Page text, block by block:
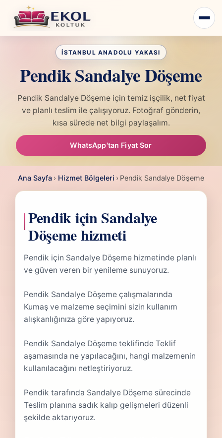
Pendik Sandalye Döşeme
Pendik Sandalye Döşeme için temiz işçilik, net fiyat
ve planlı teslim ile çalışıyoruz. Fotoğraf gönderin,
kısa sürede net bilgi paylaşalım.
WhatsApp'tan Fiyat Sor
Ana Sayfa › Hizmet Bölgeleri › Pendik Sandalye Döşeme
Pendik için Sandalye
Döşeme hizmeti
Pendik için Sandalye Döşeme hizmetinde planlı
ve güven veren bir yenileme sunuyoruz.
Pendik Sandalye Döşeme çalışmalarında
Kumaş ve malzeme seçimini sizin kullanım
alışkanlığınıza göre yapıyoruz.
Pendik Sandalye Döşeme teklifinde Teklif
aşamasında ne yapılacağını, hangi malzemenin
kullanılacağını netleştiriyoruz.
Pendik tarafında Sandalye Döşeme sürecinde
Teslim planına sadık kalıp gelişmeleri düzenli
şekilde aktarıyoruz.